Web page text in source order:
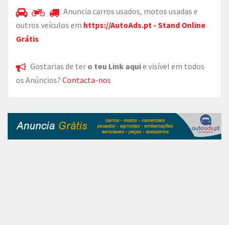
Anuncia carros usados, motos usadas e
outros veículos em https://AutoAds.pt - Stand Online
Grátis
Gostarias de ter o teu Link aquie visível em todos
os Anúncios? Contacta-nos